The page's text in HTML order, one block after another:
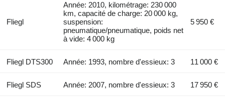
Fliegl
Année: 2010, kilométrage: 230 000
km, capacité de charge: 20 000 kg,
suspension:
pneumatique/pneumatique, poids net
à vide: 4 000 kg
5 950 €
Fliegl DTS300 Année: 1993, nombre d'essieux: 3 11 000 €
Fliegl SDS Année: 2007, nombre d'essieux: 3 17 950 €